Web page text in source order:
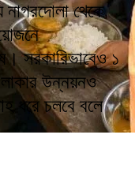
থেকে
সরকারিভাবেও ১
উন্নয়নও
ধরে চলবে বলে